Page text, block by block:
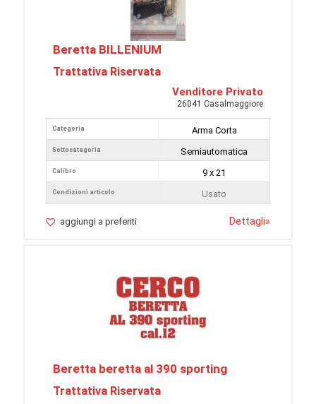
Beretta BILLENIUM
Trattativa Riservata
Venditore Privato
26041 Casalmaggiore
Categoria
Sottocategoria
Calibro
Condizioni articolo
Arma Corta
Semiautomatica
9 x 21
Usato
aggiungi a preferiti Dettagli»
Beretta beretta al 390 sporting
Trattativa Riservata